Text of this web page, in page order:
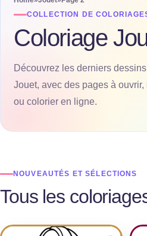
COLLECTION DE
Coloriage
Découvrez les derniers
Jouet, avec des pages à
ou colorier en ligne.
NOUVEAUTÉS ET SÉLECTIONS
Tous les